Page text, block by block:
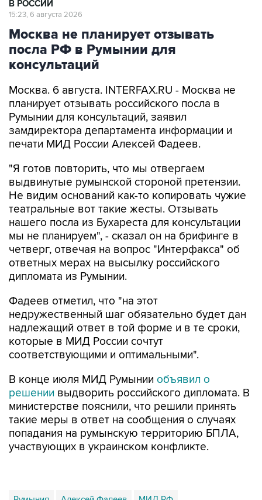
В РОССИИ
15:23, 6 августа 2026
Москва не планирует отзывать
посла РФ в Румынии для
консультаций
Москва. 6 августа. INTERFAX.RU - Москва не
планирует отзывать российского посла в
Румынии для консультаций, заявил
замдиректора департамента информации и
печати МИД России Алексей Фадеев.
"Я готов повторить, что мы отвергаем
выдвинутые румынской стороной претензии.
Не видим оснований как-то копировать чужие
театральные вот такие жесты. Отзывать
нашего посла из Бухареста для консультации
мы не планируем", - сказал он на брифинге в
четверг, отвечая на вопрос "Интерфакса" об
ответных мерах на высылку российского
дипломата из Румынии.
Фадеев отметил, что "на этот
недружественный шаг обязательно будет дан
надлежащий ответ в той форме и в те сроки,
которые в МИД России сочтут
соответствующими и оптимальными".
В конце июля МИД Румынии объявил о
решении выдворить российского дипломата. В
министерстве пояснили, что решили принять
такие меры в ответ на сообщения о случаях
попадания на румынскую территорию БПЛА,
участвующих в украинском конфликте.